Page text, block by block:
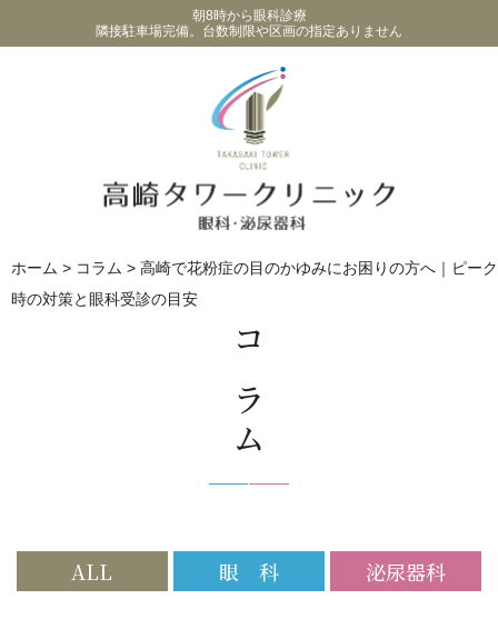
朝8時から眼科診療
隣接駐車場完備。台数制限や区画の指定ありません
ホーム > コラム > 高崎で花粉症の目のかゆみにお困りの方へ｜ピーク
時の対策と眼科受診の目安
コラム
ALL 眼 科 泌尿器科